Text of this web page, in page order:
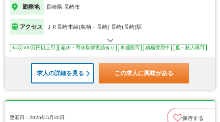
勤務地 長崎県 長崎市
アクセス ＪＲ長崎本線(鳥栖－長崎) 長崎(長崎)駅
年収500万円以上可 産休・育休取得実績有り 車通勤可 積極採用中 夏～秋入職可
求人の詳細を見る この求人に興味がある
更新日：2026年5月26日 保存する